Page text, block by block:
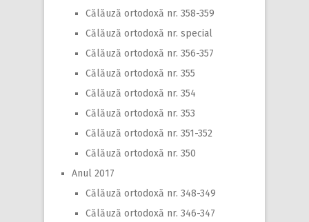
Călăuză ortodoxă nr. 358-359
Călăuză ortodoxă nr. special
Călăuză ortodoxă nr. 356-357
Călăuză ortodoxă nr. 355
Călăuză ortodoxă nr. 354
Călăuză ortodoxă nr. 353
Călăuză ortodoxă nr. 351-352
Călăuză ortodoxă nr. 350
Anul 2017
Călăuză ortodoxă nr. 348-349
Călăuză ortodoxă nr. 346-347